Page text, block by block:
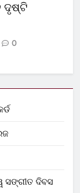
ଦୃଷ୍ଟି
0
ସଙ୍ଗୀତ ଦିବସ